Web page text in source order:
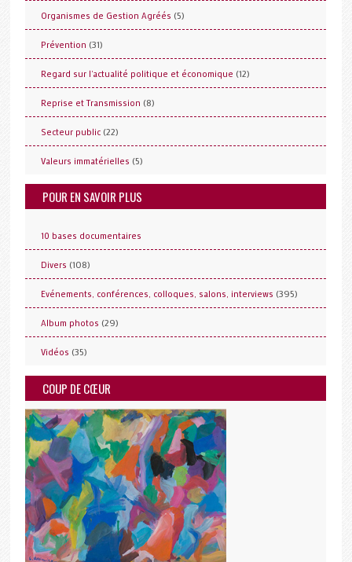
Organismes de Gestion Agréés (5)
Prévention (31)
Regard sur l'actualité politique et économique (12)
Reprise et Transmission (8)
Secteur public (22)
Valeurs immatérielles (5)
POUR EN SAVOIR PLUS
10 bases documentaires
Divers (108)
Evénements, conférences, colloques, salons, interviews (395)
Album photos (29)
Vidéos (35)
COUP DE CŒUR